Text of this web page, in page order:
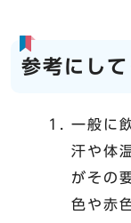
参考にし
一般に
汗や体
がその
色や赤